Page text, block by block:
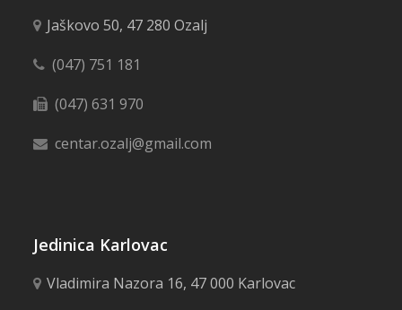
Jaškovo 50, 47 280 Ozalj
(047) 751 181
(047) 631 970
centar.ozalj@gmail.com
Jedinica Karlovac
Vladimira Nazora 16, 47 000 Karlovac